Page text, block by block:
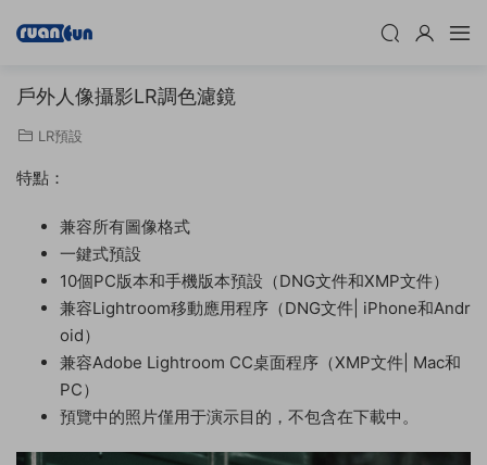
戶外人像攝影LR調色濾鏡
LR預設
特點：
兼容所有圖像格式
一鍵式預設
10個PC版本和手機版本預設（DNG文件和XMP文件）
兼容Lightroom移動應用程序（DNG文件| iPhone和Andr
oid）
兼容Adobe Lightroom CC桌面程序（XMP文件| Mac和
PC）
預覽中的照片僅用于演示目的，不包含在下載中。